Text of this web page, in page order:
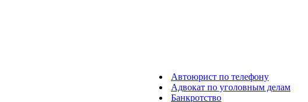
Автоюрист по телефону
Адвокат по уголовным делам
Банкротство